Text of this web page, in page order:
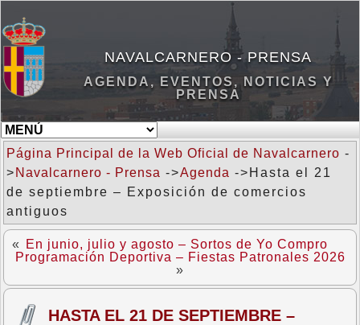
NAVALCARNERO - PRENSA
AGENDA, EVENTOS, NOTICIAS Y
PRENSA
Página Principal de la Web Oficial de Navalcarnero -
> Navalcarnero - Prensa ->Agenda ->Hasta el 21
de septiembre – Exposición de comercios
antiguos
«
En junio, julio y agosto – Sortos de Yo Compro
Programación Deportiva – Fiestas Patronales 2026
»
HASTA EL 21 DE SEPTIEMBRE –